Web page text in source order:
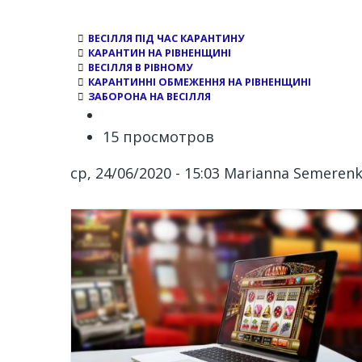
ВЕСІЛЛЯ ПІД ЧАС КАРАНТИНУ
КАРАНТИН НА РІВНЕНЩИНІ
ВЕСІЛЛЯ В РІВНОМУ
КАРАНТИННІ ОБМЕЖЕННЯ НА РІВНЕНЩИНІ
ЗАБОРОНА НА ВЕСІЛЛЯ
15 просмотров
ср, 24/06/2020 - 15:03 Marianna